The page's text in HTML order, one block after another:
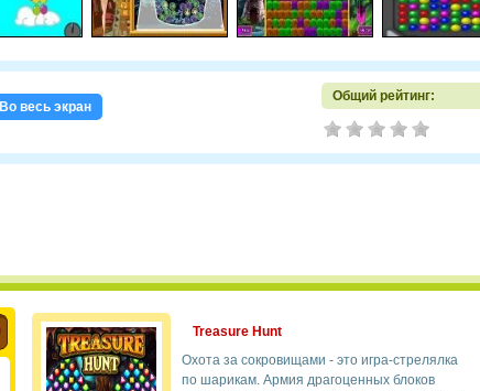
Во весь экран
Общий рейтинг:
Treasure Hunt
Охота за сокровищами - это игра-стрелялка
по шарикам. Армия драгоценных блоков